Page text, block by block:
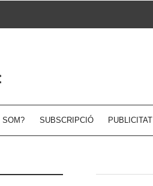
SOM? SUBSCRIPCIÓ PUBLICITAT